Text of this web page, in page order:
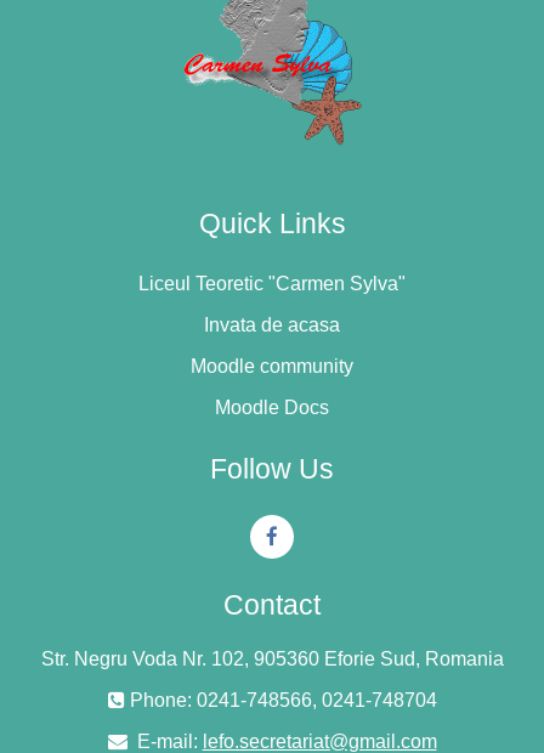
Quick Links
Liceul Teoretic "Carmen Sylva"
Invata de acasa
Moodle community
Moodle Docs
Follow Us
Contact
Str. Negru Voda Nr. 102, 905360 Eforie Sud, Romania
Phone: 0241-748566, 0241-748704
E-mail: lefo.secretariat@gmail.com